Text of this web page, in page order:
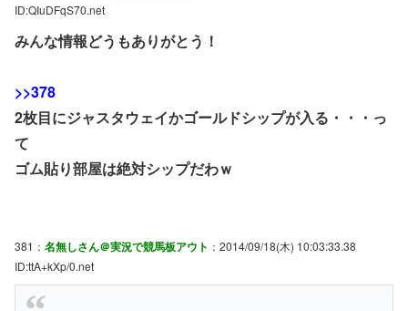
ID:QIuDFqS70.net
みんな情報どうもありがとう！
>>378
2枚目にジャスタウェイかゴールドシップが入る・・・っ
て
ゴム貼り部屋は絶対シップだわｗ
381： 名無しさん＠実況で競馬板アウト ：2014/09/18(木) 10:03:33.38
ID:ttA+kXp/0.net